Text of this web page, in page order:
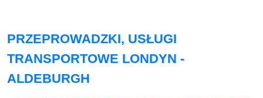
PRZEPROWADZKI, USŁUGI
TRANSPORTOWE LONDYN -
ALDEBURGH